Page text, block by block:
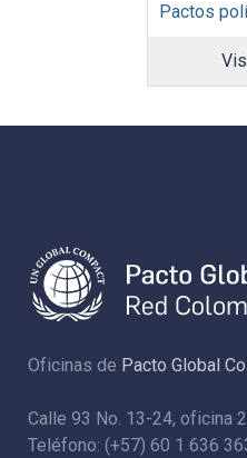
Oficinas de Pacto Global
Calle 93 No. 13-24, oficina
Teléfono: (+57) 60 1 636